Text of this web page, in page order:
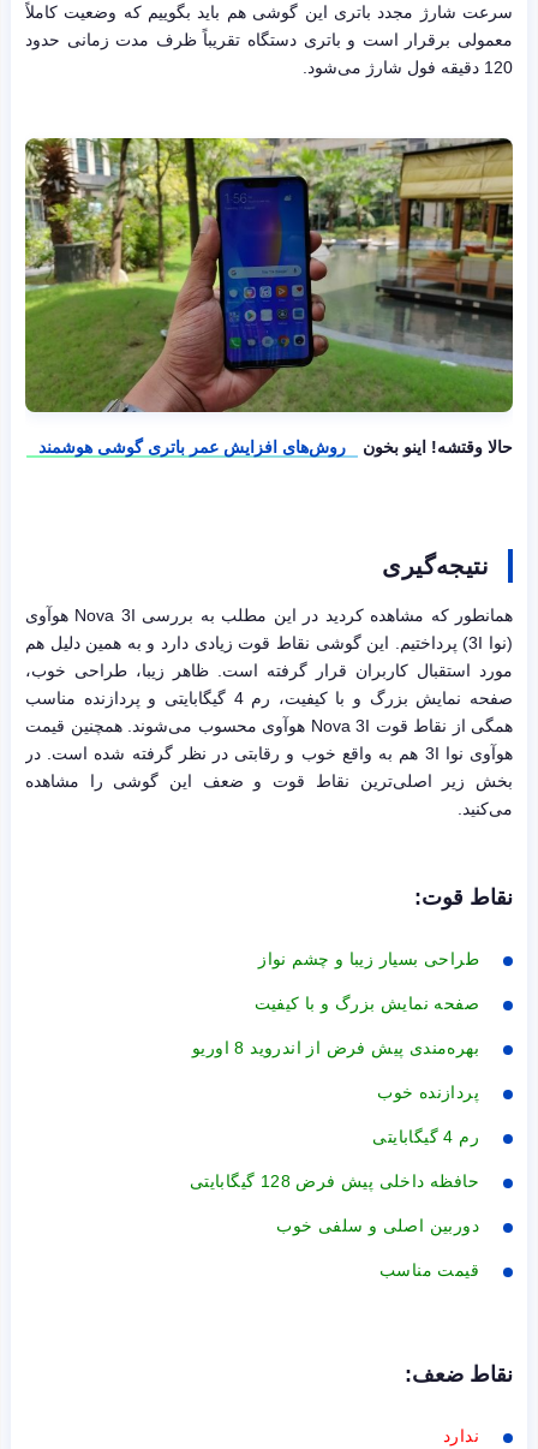
سرعت شارژ مجدد باتری این گوشی هم باید بگوییم که وضعیت کاملاً
معمولی برقرار است و باتری دستگاه تقریباً ظرف مدت زمانی حدود
120 دقیقه فول شارژ می‌شود.
حالا وقتشه! اینو بخون روش‌های افزایش عمر باتری گوشی هوشمند
نتیجه‌گیری
همانطور که مشاهده کردید در این مطلب به بررسی Nova 3I هوآوی
(نوا 3I) پرداختیم. این گوشی نقاط قوت زیادی دارد و به همین دلیل هم
مورد استقبال کاربران قرار گرفته است. ظاهر زیبا، طراحی خوب،
صفحه نمایش بزرگ و با کیفیت، رم 4 گیگابایتی و پردازنده مناسب
همگی از نقاط قوت Nova 3I هوآوی محسوب می‌شوند. همچنین قیمت
هوآوی نوا 3I هم به واقع خوب و رقابتی در نظر گرفته شده است. در
بخش زیر اصلی‌ترین نقاط قوت و ضعف این گوشی را مشاهده
می‌کنید.
نقاط قوت:
طراحی بسیار زیبا و چشم نواز
صفحه نمایش بزرگ و با کیفیت
بهره‌مندی پیش فرض از اندروید 8 اوریو
پردازنده خوب
رم 4 گیگابایتی
حافظه داخلی پیش فرض 128 گیگابایتی
دوربین اصلی و سلفی خوب
قیمت مناسب
نقاط ضعف:
ندارد